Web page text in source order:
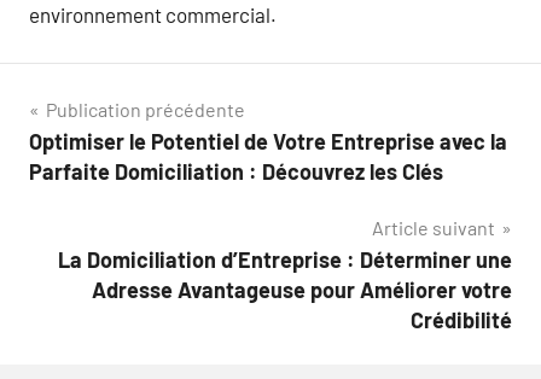
environnement commercial.
Navigation
de
Publication précédente
Optimiser le Potentiel de Votre Entreprise avec la
Parfaite Domiciliation : Découvrez les Clés
Article suivant
La Domiciliation d’Entreprise : Déterminer une
Adresse Avantageuse pour Améliorer votre
Crédibilité